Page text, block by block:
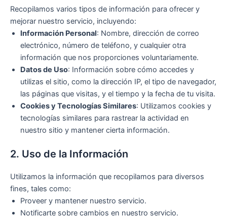
Recopilamos varios tipos de información para ofrecer y
mejorar nuestro servicio, incluyendo:
Información Personal: Nombre, dirección de correo
electrónico, número de teléfono, y cualquier otra
información que nos proporciones voluntariamente.
Datos de Uso: Información sobre cómo accedes y
utilizas el sitio, como la dirección IP, el tipo de navegador,
las páginas que visitas, y el tiempo y la fecha de tu visita.
Cookies y Tecnologías Similares: Utilizamos cookies y
tecnologías similares para rastrear la actividad en
nuestro sitio y mantener cierta información.
2. Uso de la Información
Utilizamos la información que recopilamos para diversos
fines, tales como:
Proveer y mantener nuestro servicio.
Notificarte sobre cambios en nuestro servicio.